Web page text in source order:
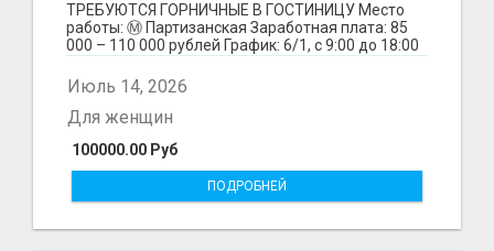
ТРЕБУЮТСЯ ГОРНИЧНЫЕ В ГОСТИНИЦУ Место
работы: Ⓜ️ Партизанская Заработная плата: 85
000 – 110 000 рублей График: 6/1, с 9:00 до 18:00
Июль 14, 2026
100000.00 Руб
Для женщин
ПОДРОБНЕЙ